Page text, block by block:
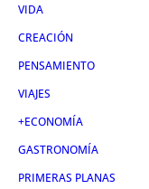
VIDA
CREACIÓN
PENSAMIENTO
VIAJES
+ECONOMÍA
GASTRONOMÍA
PRIMERAS PLANAS